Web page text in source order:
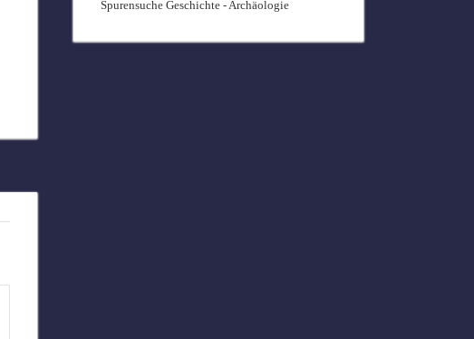
Spurensuche Geschichte - Archäologie